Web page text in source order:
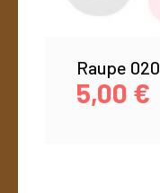
Raupe 020
5,00 €